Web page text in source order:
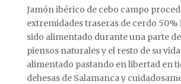
Jamón ibérico de cebo campo
extremidades traseras de cerdo 50%
sido alimentado durante una parte
piensos naturales y el resto de su vida
alimentado pastando en libertad en
dehesas de Salamanca y